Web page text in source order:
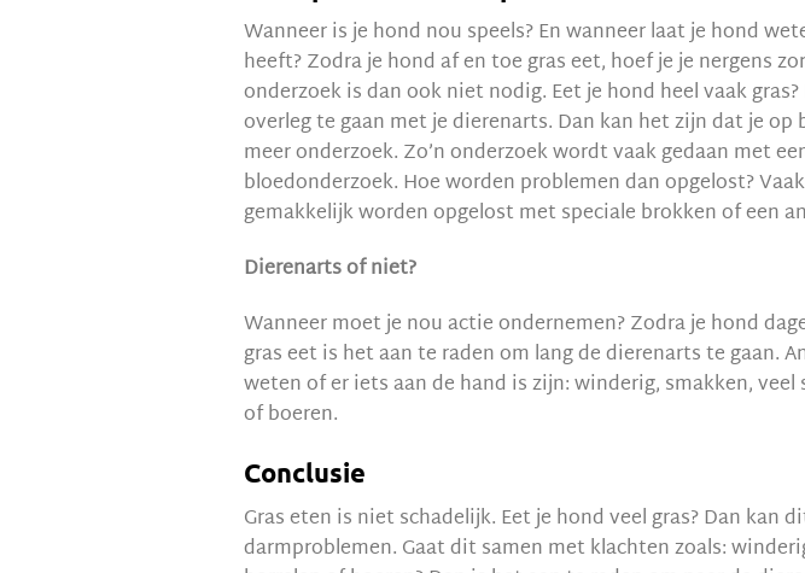
Wanneer is je hond nou speels? En wanneer laat je hond
heeft? Zodra je hond af en toe gras eet, hoef je je nergens
onderzoek is dan ook niet nodig. Eet je hond heel vaak
overleg te gaan met je dierenarts. Dan kan het zijn dat je
meer onderzoek. Zo’n onderzoek wordt vaak gedaan met
bloedonderzoek. Hoe worden problemen dan opgelost?
gemakkelijk worden opgelost met speciale brokken of een
Dierenarts of niet?
Wanneer moet je nou actie ondernemen? Zodra je hond
gras eet is het aan te raden om lang de dierenarts te gaan.
weten of er iets aan de hand is zijn: winderig, smakken,
of boeren.
Conclusie
Gras eten is niet schadelijk. Eet je hond veel gras? Dan kan
darmproblemen. Gaat dit samen met klachten zoals: